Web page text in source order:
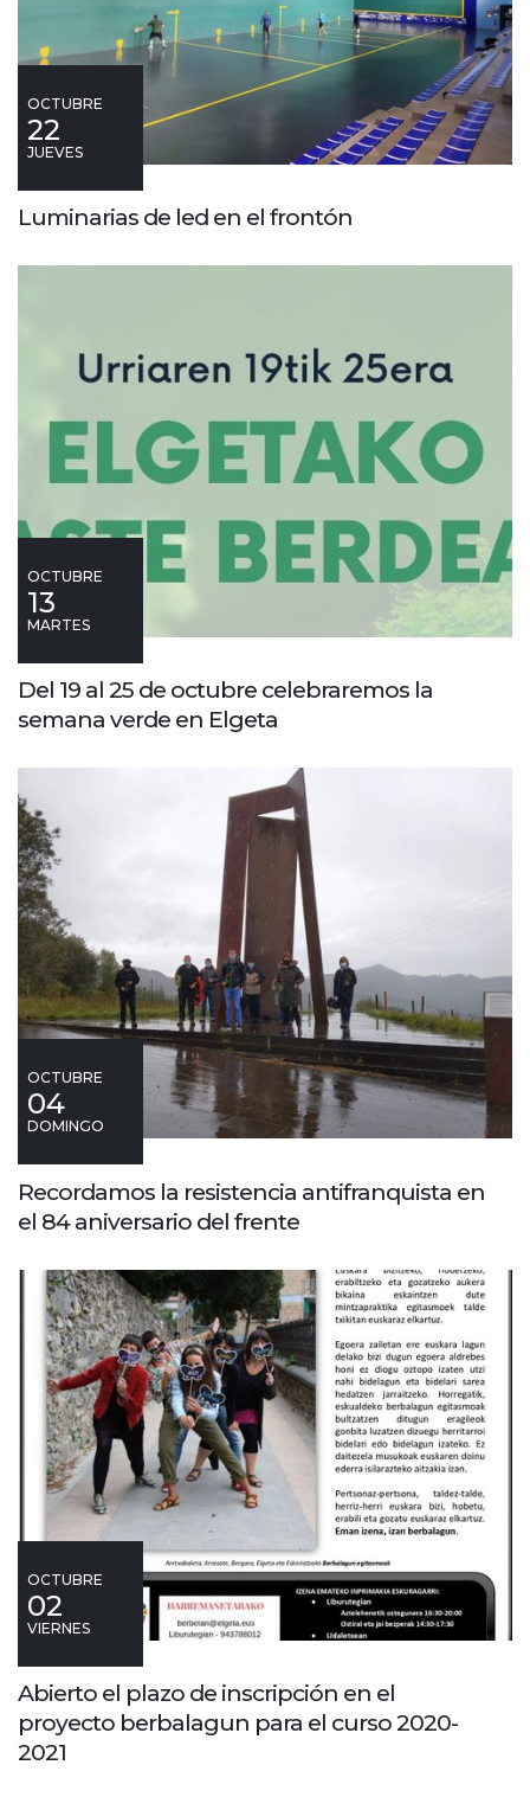
OCTUBRE
22
JUEVES
Luminarias de led en el frontón
OCTUBRE
13
MARTES
Del 19 al 25 de octubre celebraremos la
semana verde en Elgeta
OCTUBRE
04
DOMINGO
Recordamos la resistencia antifranquista en
el 84 aniversario del frente
OCTUBRE
02
VIERNES
Abierto el plazo de inscripción en el
proyecto berbalagun para el curso 2020-
2021